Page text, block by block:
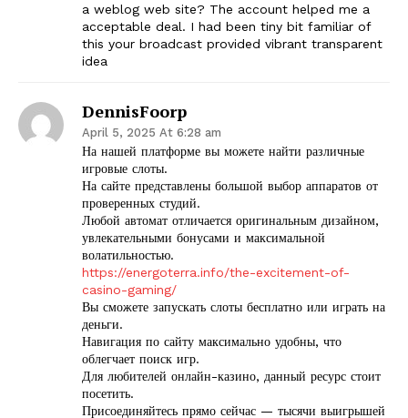
a weblog web site? The account helped me a
acceptable deal. I had been tiny bit familiar of
this your broadcast provided vibrant transparent
idea
DennisFoorp
April 5, 2025 At 6:28 am
На нашей платформе вы можете найти различные
игровые слоты.
На сайте представлены большой выбор аппаратов от
проверенных студий.
Любой автомат отличается оригинальным дизайном,
увлекательными бонусами и максимальной
волатильностью.
https://energoterra.info/the-excitement-of-
casino-gaming/
Вы сможете запускать слоты бесплатно или играть на
деньги.
Навигация по сайту максимально удобны, что
облегчает поиск игр.
Для любителей онлайн-казино, данный ресурс стоит
посетить.
Присоединяйтесь прямо сейчас — тысячи выигрышей